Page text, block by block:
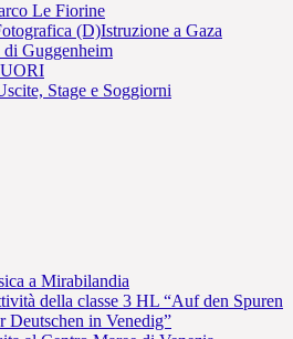
Le Fiorine
(D)Istruzione a Gaza
di Guggenheim
Stage e Soggiorni
a Mirabilandia
della classe 3 HL “Auf den Spuren
Deutschen in Venedig”